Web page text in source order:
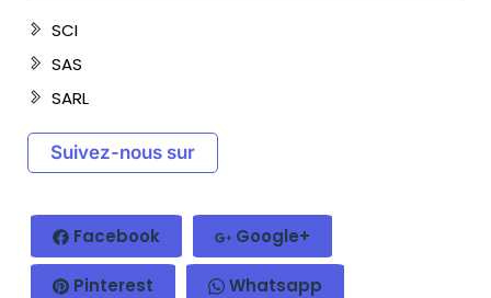
SCI
SAS
SARL
Suivez-nous sur
Facebook Google+
Pinterest Whatsapp